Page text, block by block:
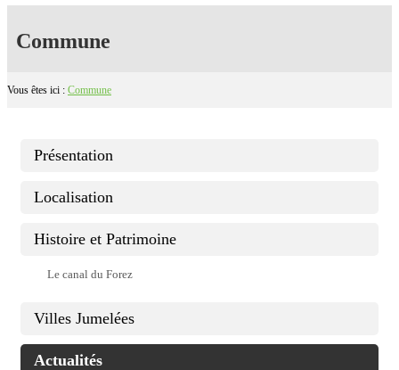
Commune
Vous êtes ici : Commune
Présentation
Localisation
Histoire et Patrimoine
Le canal du Forez
Villes Jumelées
Actualités